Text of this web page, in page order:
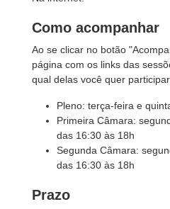
Como acompanhar
Ao se clicar no botão
página com os links das
qual delas você quer
Pleno: terça-feira e
Primeira Câmara:
das 16:30 às 18h
Segunda Câmara:
das 16:30 às 18h
Prazo